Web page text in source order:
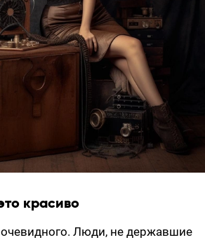
красиво
Люди, не державшие